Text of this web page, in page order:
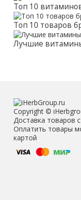
Топ 10
Топ 10 товаров
Лучшие
Copyright ©
Доставка товаров
Оплатить товары
картой